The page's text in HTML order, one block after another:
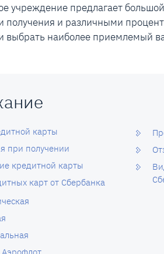
учреждение предлагает
получения и различными
выбрать наиболее приемлемый
карты
при получении
кредитной карты
карт от Сбербанка